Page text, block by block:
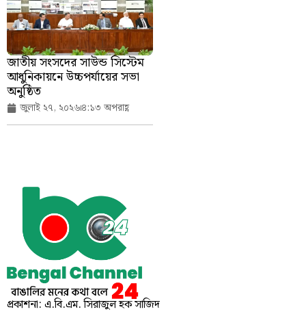
জাতীয় সংসদের সাউন্ড সিস্টেম
আধুনিকায়নে উচ্চপর্যায়ের সভা
অনুষ্ঠিত
জুলাই ২৭, ২০২৬৪:১৩ অপরাহ্ণ
প্রকাশনা: এ.বি.এম. সিরাজুল হক সাজিদ